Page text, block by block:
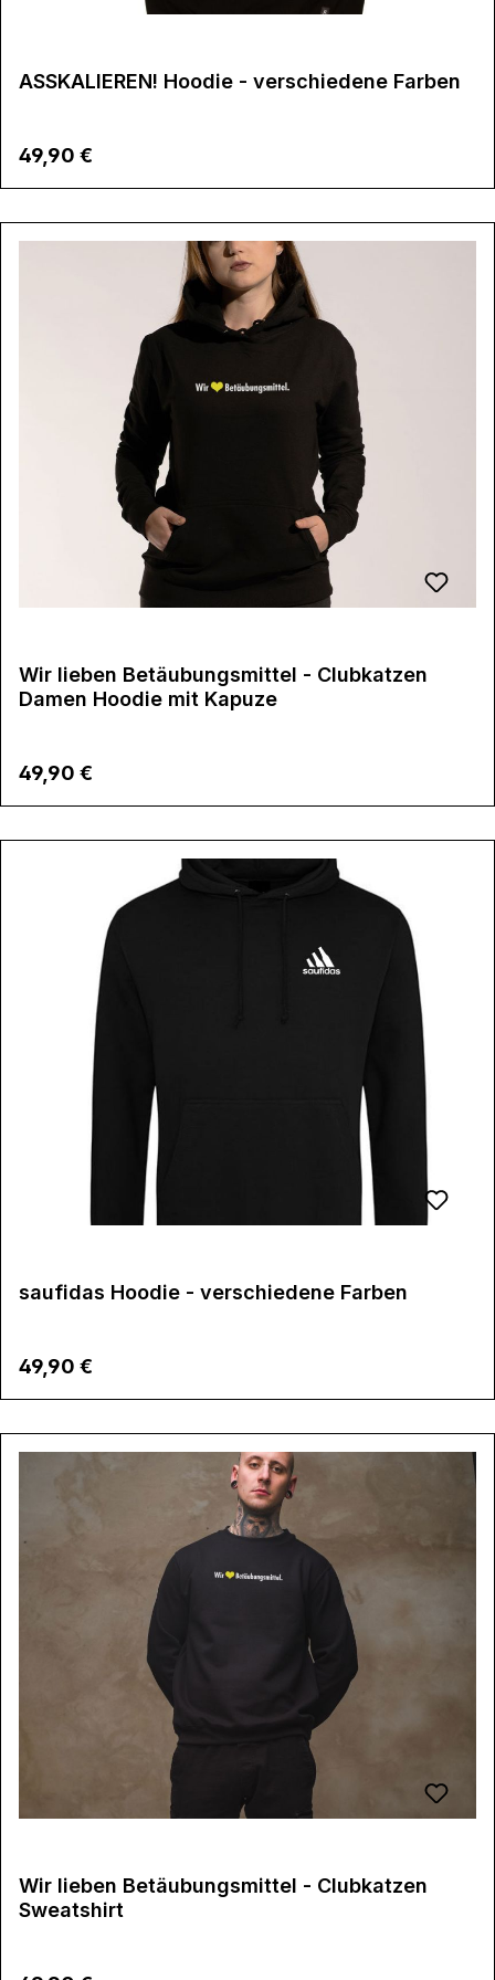
ASSKALIEREN! Hoodie - verschiedene Farben
Regulärer Preis:
49,90 €
Wir lieben Betäubungsmittel - Clubkatzen
Damen Hoodie mit Kapuze
Regulärer Preis:
49,90 €
saufidas Hoodie - verschiedene Farben
Regulärer Preis:
49,90 €
Wir lieben Betäubungsmittel - Clubkatzen
Sweatshirt